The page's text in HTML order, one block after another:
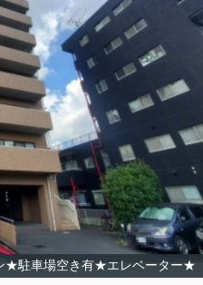
駐車場空き有★エレベーター★